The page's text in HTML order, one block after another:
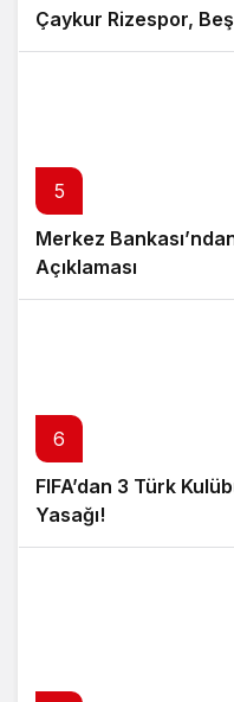
Çaykur Rizespor,
5
Merkez
Açıklaması
6
FIFA’dan 3 Türk
Yasağı!